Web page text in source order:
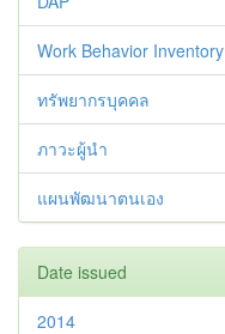
Work Behavior Inventory
ทรัพยากรบุคคล
ภาวะผู้นำ
แผนพัฒนาตนเอง
Date issued
2014